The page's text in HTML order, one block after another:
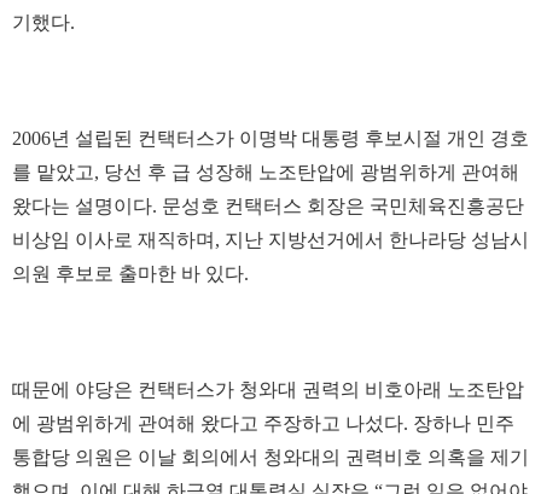
기했다.
2006년 설립된 컨택터스가 이명박 대통령 후보시절 개인 경호
를 맡았고, 당선 후 급 성장해 노조탄압에 광범위하게 관여해
왔다는 설명이다. 문성호 컨택터스 회장은 국민체육진흥공단
비상임 이사로 재직하며, 지난 지방선거에서 한나라당 성남시
의원 후보로 출마한 바 있다.
때문에 야당은 컨택터스가 청와대 권력의 비호아래 노조탄압
에 광범위하게 관여해 왔다고 주장하고 나섰다. 장하나 민주
통합당 의원은 이날 회의에서 청와대의 권력비호 의혹을 제기